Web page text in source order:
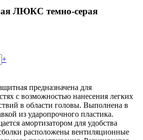
ЛЮКС темно-серая
+
предназначена для
с возможностью нанесения легких
в области головы. Выполнена в
из ударопрочного пластика.
амортизатором для удобства
расположены вентиляционные